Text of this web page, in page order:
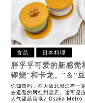
食品 日本料理
胖乎乎可爱的新感
锣烧“和卡龙。”＆“
你知道吗，在大阪北堀江有一
去逛逛的网红甜品店。这可是
人气甜品店哦♪ Osaka Metro